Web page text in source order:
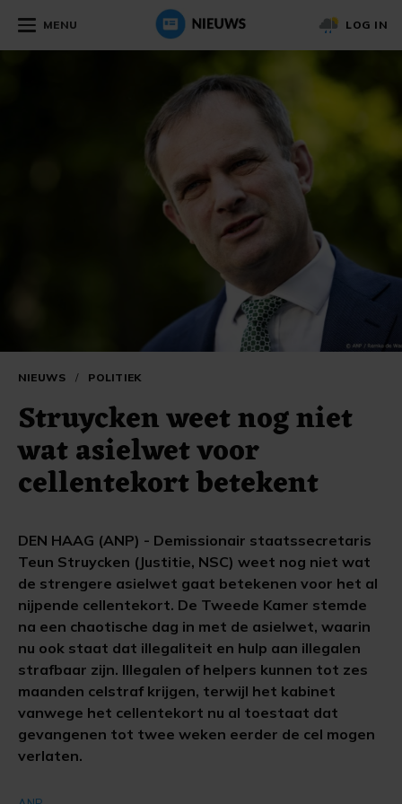
MENU LOG IN
NIEUWS / POLITIEK
Struycken weet nog niet
wat asielwet voor
cellentekort betekent
DEN HAAG (ANP) - Demissionair staatssecretaris
Teun Struycken (Justitie, NSC) weet nog niet wat
de strengere asielwet gaat betekenen voor het al
nijpende cellentekort. De Tweede Kamer stemde
na een chaotische dag in met de asielwet, waarin
nu ook staat dat illegaliteit en hulp aan illegalen
strafbaar zijn. Illegalen of helpers kunnen tot zes
maanden celstraf krijgen, terwijl het kabinet
vanwege het cellentekort nu al toestaat dat
gevangenen tot twee weken eerder de cel mogen
verlaten.